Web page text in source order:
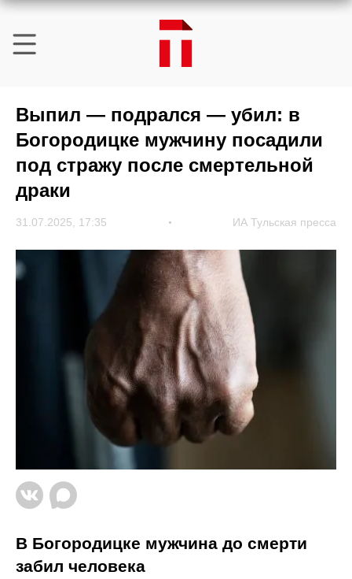
Выпил — подрался — убил: в
Богородицке мужчину посадили
под стражу после смертельной
драки
31.07.2025, 17:35 ИА Тульская пресса
В Богородицке мужчина до смерти
забил человека